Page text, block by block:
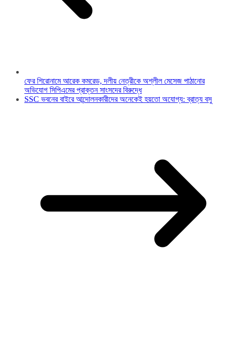
ফের শিরোনামে আরেক কমরেড, দলীয় নেত্রীকে অশ্লীল মেসেজ পাঠানোর
অভিযোগ সিপিএমের প্রাক্তন সাংসদের বিরুদ্ধে
SSC ভবনের বাইরে আন্দোলনকারীদের অনেকেই হয়তো অযোগ্য: ব্রাত্য বসু